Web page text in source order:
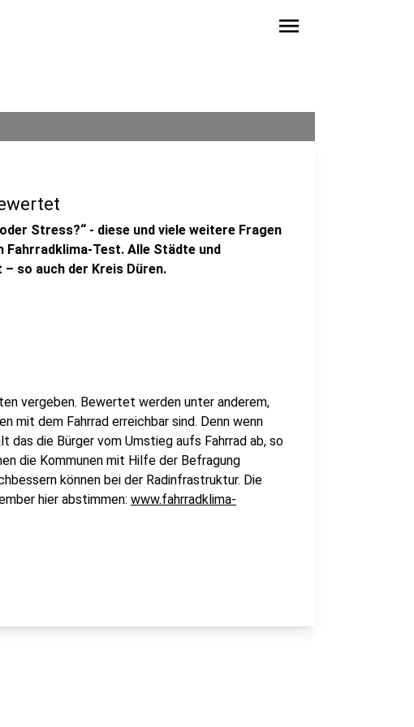
menu
Stress?“ - diese und viele weitere Fragen
Fahrradklima-Test. Alle Städte und
– so auch der Kreis Düren.
vergeben. Bewertet werden unter anderem,
mit dem Fahrrad erreichbar sind. Denn wenn
das die Bürger vom Umstieg aufs Fahrrad ab, so
die Kommunen mit Hilfe der Befragung
können bei der Radinfrastruktur. Die
hier abstimmen: www.fahrradklima-